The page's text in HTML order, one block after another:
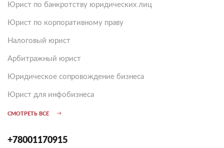
Юрист по банкротству юридических лиц
Юрист по корпоративному праву
Налоговый юрист
Арбитражный юрист
Юридическое сопровождение бизнеса
Юрист для инфобизнеса
СМОТРЕТЬ ВСЕ
+78001170915